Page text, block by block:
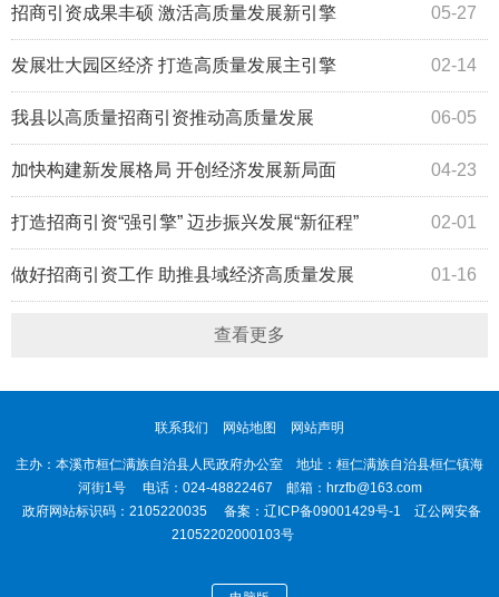
05-27
招商引资成果丰硕 激活高质量发展新引擎
02-14
发展壮大园区经济 打造高质量发展主引擎
06-05
我县以高质量招商引资推动高质量发展
04-23
加快构建新发展格局 开创经济发展新局面
02-01
打造招商引资“强引擎” 迈步振兴发展“新征程”
01-16
做好招商引资工作 助推县域经济高质量发展
查看更多
联系我们 网站地图 网站声明
主办：本溪市桓仁满族自治县人民政府办公室 地址：桓仁满族自治县桓仁镇海
河街1号 电话：024-48822467 邮箱：hrzfb@163.com
政府网站标识码：2105220035 备案： 辽ICP备09001429号-1
辽公网安备
21052202000103号